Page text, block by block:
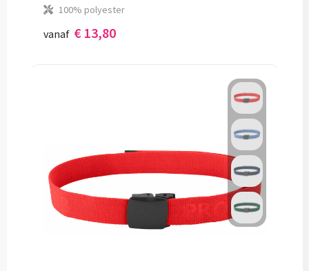
100% polyester
vanaf € 13,80